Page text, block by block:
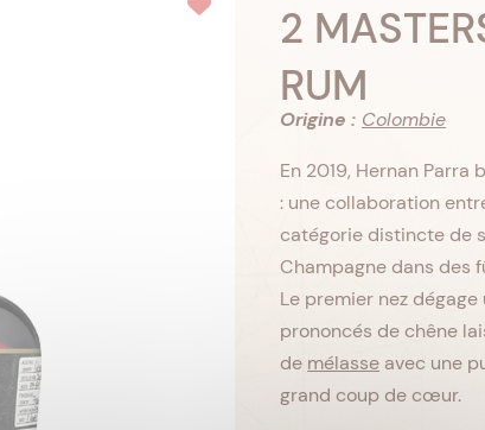
2
RUM
Origine : Colombie
En 2019, Hernan
: une collaboration
catégorie distincte de
Champagne dans des
Le premier nez
prononcés de chêne
de mélasse avec une
grand coup de cœur.